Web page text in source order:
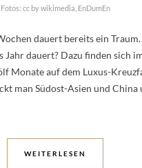
Fotos: cc by wikimedia, EnDumEn
dauert bereits ein
Jahr dauert? Dazu finden sich
Monate auf dem Luxus-
man Südost-Asien und
WEITERLESEN